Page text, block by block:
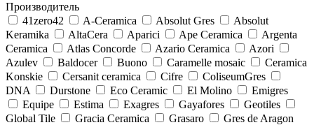
Производитель
41zero42
A-Ceramica Absolut Gres
Absolut
Keramika
AltaCera Aparici Ape Ceramica
Argenta
Ceramica
Atlas Concorde Azario Ceramica
Azori
Azulev
Baldocer Buono Caramelle mosaic
Ceramica
Konskie
Cersanit ceramica Cifre
ColiseumGres
DNA
Durstone Eco Ceramic El Molino
Emigres
Equipe
Estima Exagres Gayafores
Geotiles
Global Tile
Gracia Ceramica Grasaro
Gres de Aragon